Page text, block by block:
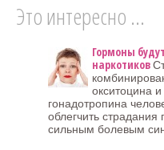
Это интересно ...
Гормоны
наркотиков
окситоцина
гонадотропина
облегчить страдания
сильным болевым